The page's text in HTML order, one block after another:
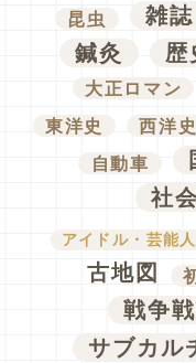
昆虫 雑誌
鍼灸
歴
大正ロマン
東洋史
西洋史
自動車
社
アイドル・芸能
古地図
戦争
サブカル